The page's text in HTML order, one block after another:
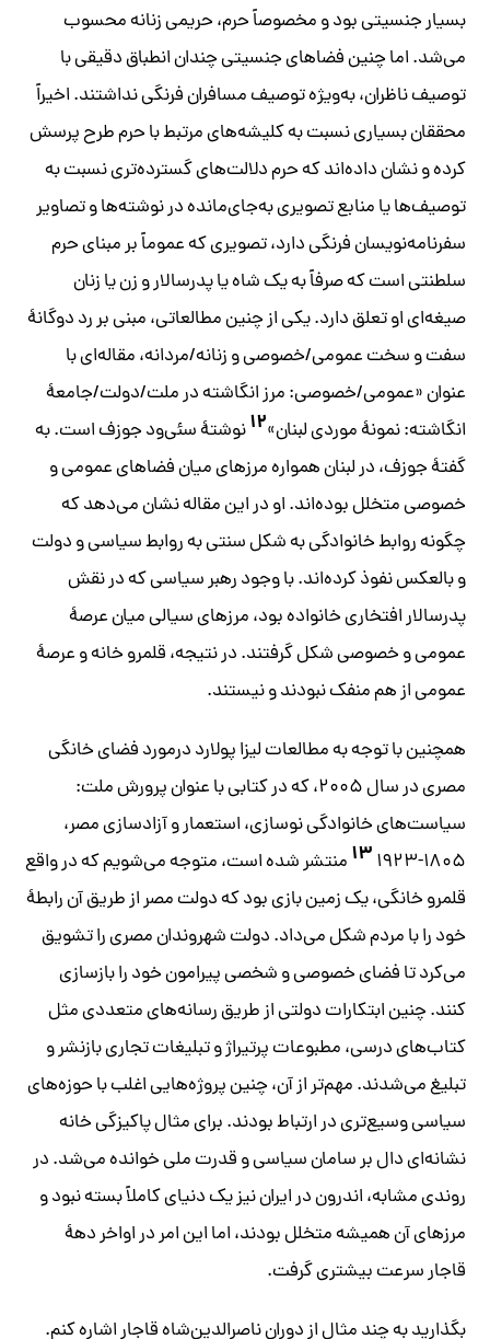
بسیار جنسیتی بود و مخصوصاً حرم،‌ حریمی زنانه محسوب
می‌شد. اما چنین فضاهای جنسیتی چندان انطباق دقیقی با
توصیف ناظران، به‌ویژه توصیف مسافران فرنگی نداشتند. اخیراً
محققان بسیاری نسبت به کلیشه‌های مرتبط با حرم طرح پرسش
کرده و نشان داده‌اند که حرم دلالت‌های گسترده‌تری نسبت به
توصیف‌ها یا منابع تصویری به‌جای‌مانده در نوشته‌ها و تصاویر
سفرنامه‌نویسان فرنگی دارد، تصویری که عموماً بر مبنای حرم
سلطنتی است که صرفاً به یک شاه یا پدرسالار و زن یا زنان
صیغه‌ای او تعلق دارد. یکی از چنین مطالعاتی، مبنی بر رد دوگانۀ
سفت و سخت عمومی/خصوصی و زنانه/مردانه، مقاله‌ای با
عنوان «عمومی/خصوصی: مرز انگاشته در ملت/دولت/جامعۀ
انگاشته: نمونۀ موردی لبنان»۱۲نوشتۀ سئی‌ود جوزف است. به
گفتۀ جوزف، در لبنان همواره مرزهای میان فضاهای عمومی و
خصوصی متخلل بوده‌اند. او در این مقاله نشان می‌دهد که
چگونه روابط خانوادگی به شکل سنتی به روابط سیاسی و دولت
و بالعکس نفوذ کرده‌اند. با وجود رهبر سیاسی که در نقش
پدرسالار افتخاری خانواده بود، مرزهای سیالی میان عرصۀ
عمومی و خصوصی شکل گرفتند. در نتیجه، قلمرو خانه و عرصۀ
عمومی از هم منفک نبودند و نیستند.
همچنین با توجه به مطالعات لیزا پولارد درمورد فضای خانگی
مصری در سال ۲۰۰۵، که در کتابی با عنوان پرورش ملت:
سیاست‌های خانوادگی نوسازی، استعمار و آزادسازی مصر،
۱۸۰۵-۱۹۲۳
۱۳منتشر شده است، متوجه می‌شویم که در واقع
قلمرو خانگی، یک زمین بازی بود که دولت مصر از طریق آن رابطۀ
خود را با مردم شکل می‌داد. دولت شهروندان مصری را تشویق
می‌کرد تا فضای خصوصی و شخصی پیرامون خود را بازسازی
کنند. چنین ابتکارات دولتی از طریق رسانه‌های متعددی مثل
کتاب‌های درسی، مطبوعات پرتیراژ و تبلیغات تجاری بازنشر و
تبلیغ می‌شدند. مهم‌تر از آن، چنین پروژه‌هایی اغلب با حوزه‌های
سیاسی وسیع‌تری در ارتباط بودند. برای مثال پاکیزگی خانه
نشانه‌ای دال بر سامان سیاسی و قدرت ملی خوانده می‌شد. در
روندی مشابه، اندرون در ایران نیز یک دنیای کاملاً بسته نبود و
مرزهای آن همیشه متخلل بودند، اما این امر در اواخر دهۀ
قاجار سرعت بیشتری گرفت.
بگذارید به چند مثال از دوران ناصرالدین‌شاه قاجار اشاره کنم.